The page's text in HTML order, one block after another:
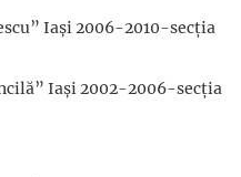
Iași 2006-2010-secția
Iași 2002-2006-secția